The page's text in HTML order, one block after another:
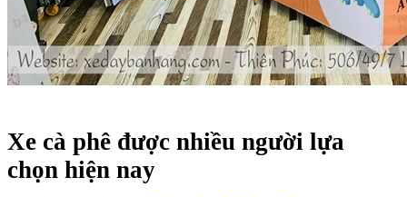
Xe cà phê được nhiều người lựa
chọn hiện nay